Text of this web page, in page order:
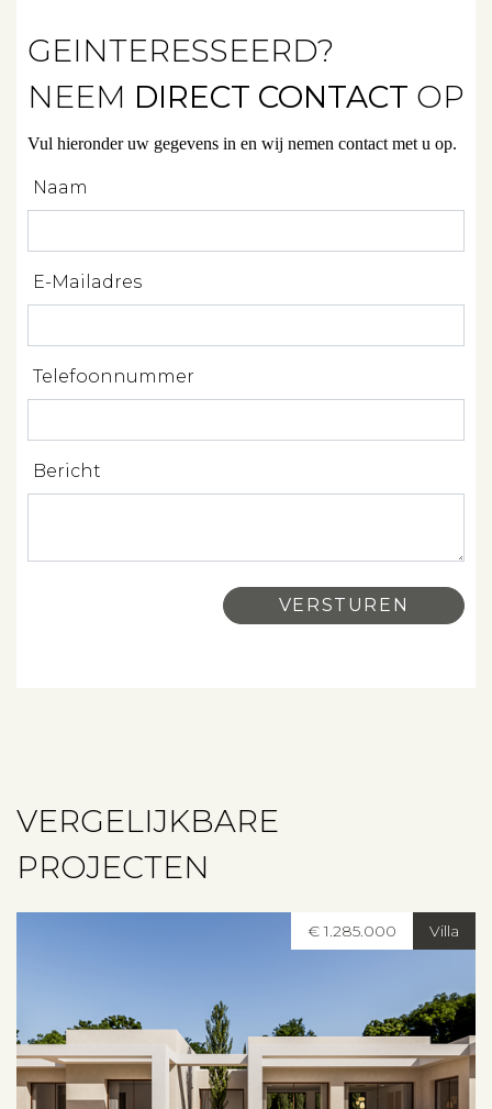
Diensten
Verkopen
Verhuren
Beleggen
Projectbegeleiding
Spanje
Aanbod
Over ons
GEINTERESSEERD?
NEEM DIRECT CONTACT OP
Vul hieronder uw gegevens in en wij nemen contact met u op.
Naam
E-Mailadres
Telefoonnummer
Bericht
VERGELIJKBARE
PROJECTEN
Villa
€ 1.285.000